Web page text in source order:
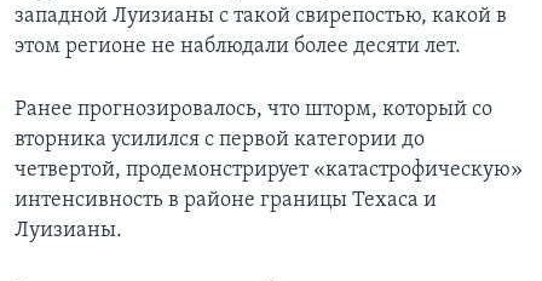
западной Луизианы с такой свирепостью, какой в
этом регионе не наблюдали более десяти лет.
Ранее прогнозировалось, что шторм, который со
вторника усилился с первой категории до
четвертой, продемонстрирует «катастрофическую»
интенсивность в районе границы Техаса и
Луизианы.